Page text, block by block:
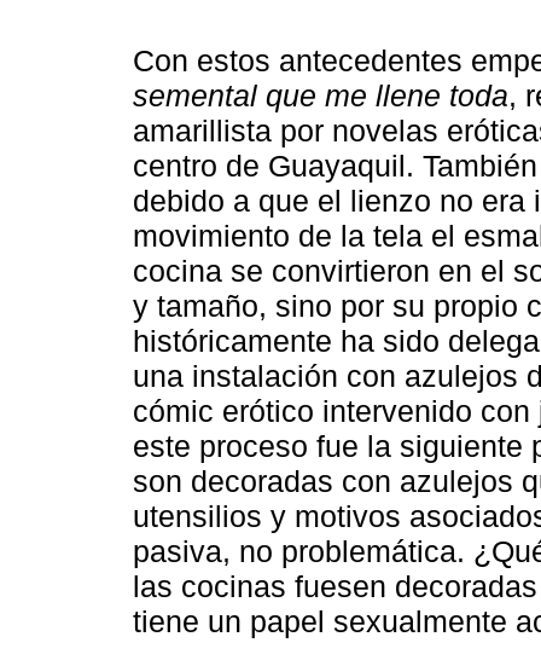
Con estos antecedentes
semental que me llene toda,
amarillista por novelas
centro de Guayaquil.
debido a que el lienzo no
movimiento de la tela el
cocina se convirtieron en el
y tamaño, sino por su propio
históricamente ha sido
una instalación con azulejos
cómic erótico intervenido con
este proceso fue la siguiente
son decoradas con azulejos
utensilios y motivos
pasiva, no problemática.
las cocinas fuesen
tiene un papel sexualmente